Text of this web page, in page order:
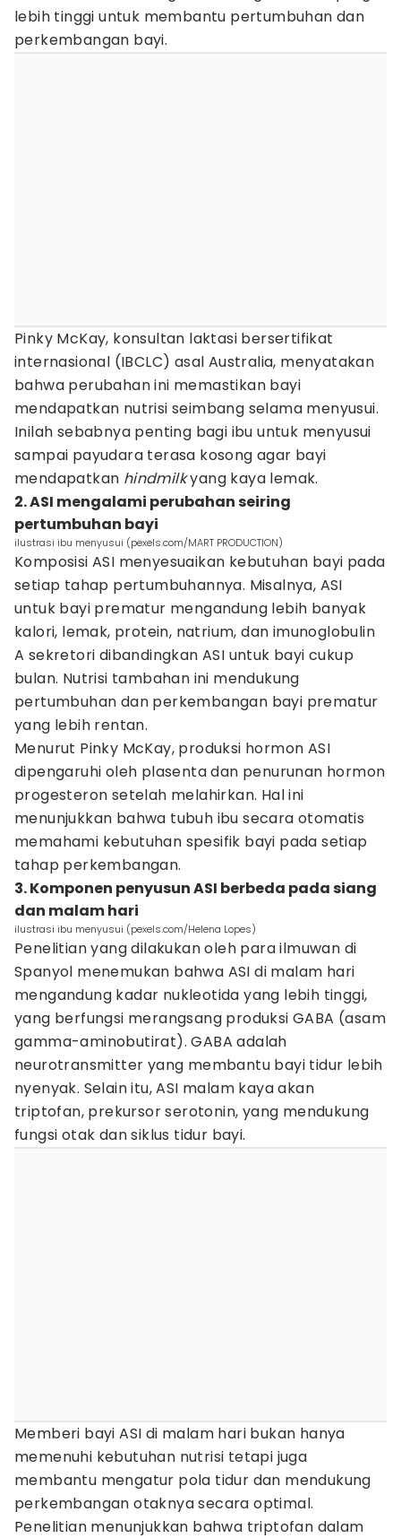
lebih tinggi untuk membantu pertumbuhan dan
perkembangan bayi.
Pinky McKay, konsultan laktasi bersertifikat
internasional (IBCLC) asal Australia, menyatakan
bahwa perubahan ini memastikan bayi
mendapatkan nutrisi seimbang selama menyusui.
Inilah sebabnya penting bagi ibu untuk menyusui
sampai payudara terasa kosong agar bayi
mendapatkan hindmilkyang kaya lemak.
2. ASI mengalami perubahan seiring
pertumbuhan bayi
ilustrasi ibu menyusui (pexels.com/MART PRODUCTION)
Komposisi ASI menyesuaikan kebutuhan bayi pada
setiap tahap pertumbuhannya. Misalnya, ASI
untuk bayi prematur mengandung lebih banyak
kalori, lemak, protein, natrium, dan imunoglobulin
A sekretori dibandingkan ASI untuk bayi cukup
bulan. Nutrisi tambahan ini mendukung
pertumbuhan dan perkembangan bayi prematur
yang lebih rentan.
Menurut Pinky McKay, produksi hormon ASI
dipengaruhi oleh plasenta dan penurunan hormon
progesteron setelah melahirkan. Hal ini
menunjukkan bahwa tubuh ibu secara otomatis
memahami kebutuhan spesifik bayi pada setiap
tahap perkembangan.
3. Komponen penyusun ASI berbeda pada siang
dan malam hari
ilustrasi ibu menyusui (pexels.com/Helena Lopes)
Penelitian yang dilakukan oleh para ilmuwan di
Spanyol menemukan bahwa ASI di malam hari
mengandung kadar nukleotida yang lebih tinggi,
yang berfungsi merangsang produksi GABA (asam
gamma-aminobutirat). GABA adalah
neurotransmitter yang membantu bayi tidur lebih
nyenyak. Selain itu, ASI malam kaya akan
triptofan, prekursor serotonin, yang mendukung
fungsi otak dan siklus tidur bayi.
Memberi bayi ASI di malam hari bukan hanya
memenuhi kebutuhan nutrisi tetapi juga
membantu mengatur pola tidur dan mendukung
perkembangan otaknya secara optimal.
Penelitian menunjukkan bahwa triptofan dalam